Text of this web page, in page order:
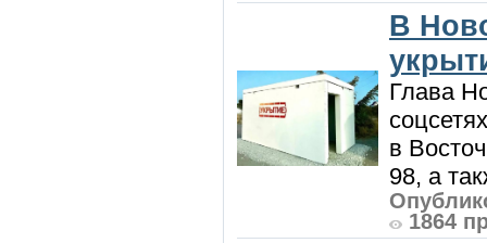
В
Глава
в
98, а
1864